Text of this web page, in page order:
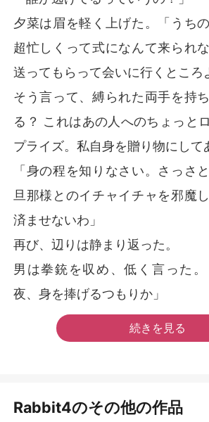
夕菜は眉を軽く上げた。「うち
超忙しくって式になんて来られ
送ってもらって会いに行くところ
そう言って、縛られた両手を持
る？ これはあの人へのちょっと
プライズ。私自身を贈り物にして
「身の程を知りなさい。さっさ
旦那様とのイチャイチャを邪魔
済ませないわ」
再び、辺りは静まり返った。
男は拳銃を収め、低く言った
夜、身を捧げるつもりか」
続きを見る
Rabbit4のその他の作品